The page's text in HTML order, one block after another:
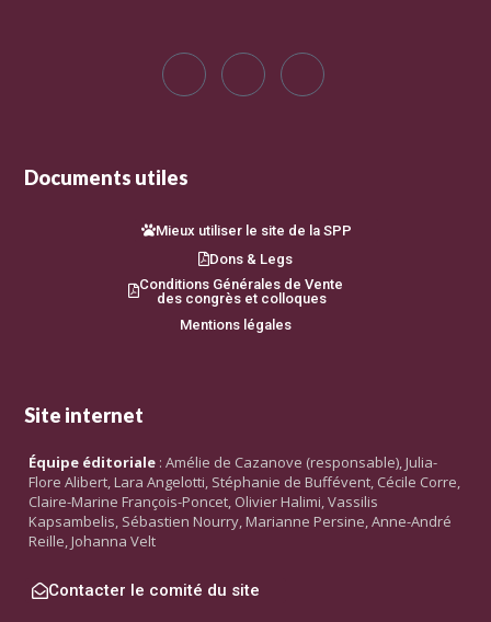
Documents utiles
Mieux utiliser le site de la SPP
Dons & Legs
Conditions Générales de Vente
des congrès et colloques
Mentions légales
Site internet
Équipe éditoriale : Amélie de Cazanove (responsable), Julia-
Flore Alibert, Lara Angelotti, Stéphanie de Buffévent, Cécile Corre,
Claire-Marine François-Poncet, Olivier Halimi, Vassilis
Kapsambelis, Sébastien Nourry, Marianne Persine, Anne-André
Reille, Johanna Velt
Contacter le comité du site